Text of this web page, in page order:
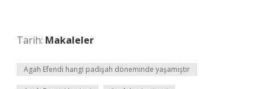
Tarih: Makaleler
Agah Efendi hangi padişah döneminde yaşamıştır